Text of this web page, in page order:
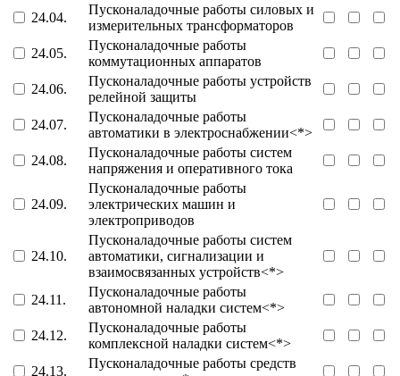
24.04.
Пусконаладочные работы силовых и
измерительных трансформаторов
24.05.
Пусконаладочные работы
коммутационных аппаратов
24.06.
Пусконаладочные работы устройств
релейной защиты
24.07.
Пусконаладочные работы
автоматики в электроснабжении<*>
24.08.
Пусконаладочные работы систем
напряжения и оперативного тока
24.09.
Пусконаладочные работы
электрических машин и
электроприводов
24.10.
Пусконаладочные работы систем
автоматики, сигнализации и
взаимосвязанных устройств<*>
24.11.
Пусконаладочные работы
автономной наладки систем<*>
24.12.
Пусконаладочные работы
комплексной наладки систем<*>
24.13.
Пусконаладочные работы средств